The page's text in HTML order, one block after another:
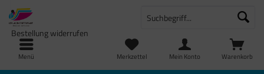
Menü Warenkorb
Merkzettel
Bestellung widerrufen
Mein Konto